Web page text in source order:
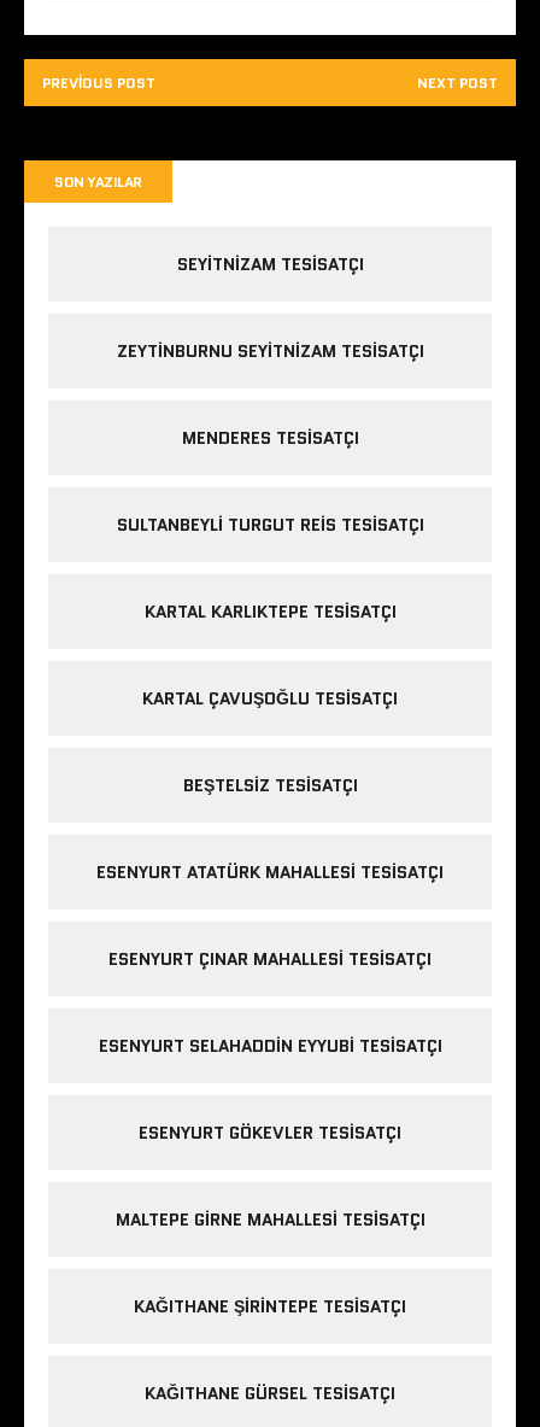
PREVIOUS POST NEXT POST
SON YAZILAR
SEYITNIZAM TESISATÇI
ZEYTINBURNU SEYITNIZAM TESISATÇI
MENDERES TESISATÇI
SULTANBEYLI TURGUT REIS TESISATÇI
KARTAL KARLIKTEPE TESISATÇI
KARTAL ÇAVUŞOĞLU TESISATÇI
BEŞTELSIZ TESISATÇI
ESENYURT ATATÜRK MAHALLESI TESISATÇI
ESENYURT ÇINAR MAHALLESI TESISATÇI
ESENYURT SELAHADDIN EYYUBI TESISATÇI
ESENYURT GÖKEVLER TESISATÇI
MALTEPE GIRNE MAHALLESI TESISATÇI
KAĞITHANE ŞIRINTEPE TESISATÇI
KAĞITHANE GÜRSEL TESISATÇI